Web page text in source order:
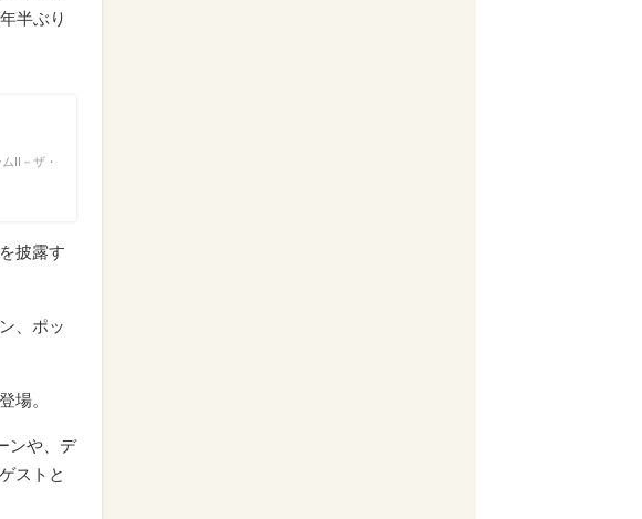
半ぶり
II－ザ・
披露す
、ポッ
場。
ンや、デ
ストと